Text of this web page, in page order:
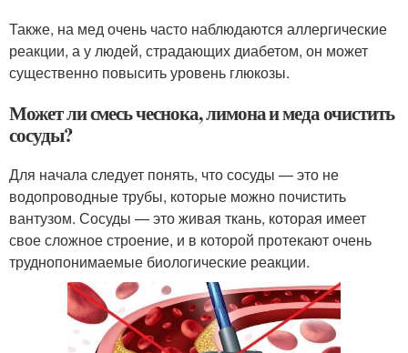
Также, на мед очень часто наблюдаются аллергические
реакции, а у людей, страдающих диабетом, он может
существенно повысить уровень глюкозы.
Может ли смесь чеснока, лимона и меда очистить
сосуды?
Для начала следует понять, что сосуды — это не
водопроводные трубы, которые можно почистить
вантузом. Сосуды — это живая ткань, которая имеет
свое сложное строение, и в которой протекают очень
труднопонимаемые биологические реакции.